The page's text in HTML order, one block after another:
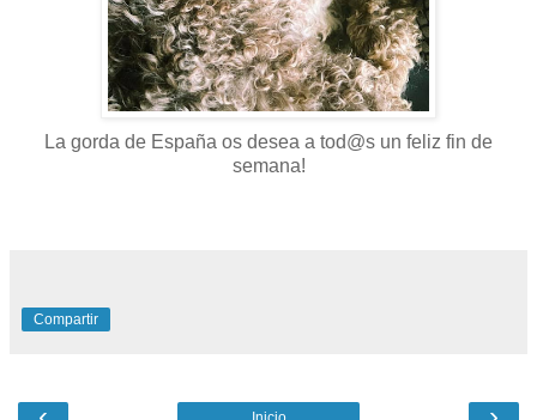
La gorda de España os desea a tod@s un feliz fin de
semana!
Compartir